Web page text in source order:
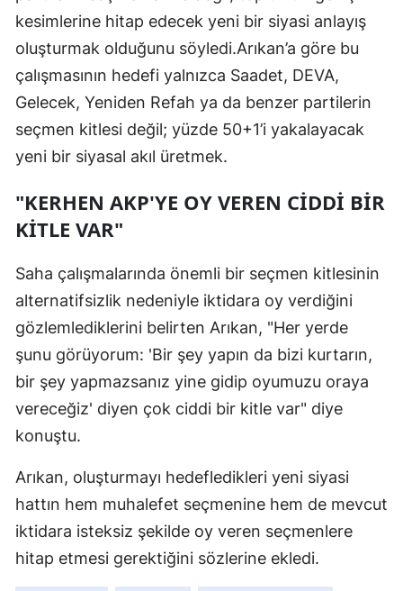
kesimlerine hitap edecek yeni bir siyasi anlayış
oluşturmak olduğunu söyledi.Arıkan’a göre bu
çalışmasının hedefi yalnızca Saadet, DEVA,
Gelecek, Yeniden Refah ya da benzer partilerin
seçmen kitlesi değil; yüzde 50+1’i yakalayacak
yeni bir siyasal akıl üretmek.
"KERHEN AKP'YE OY VEREN CİDDİ BİR
KİTLE VAR"
Saha çalışmalarında önemli bir seçmen kitlesinin
alternatifsizlik nedeniyle iktidara oy verdiğini
gözlemlediklerini belirten Arıkan, "Her yerde
şunu görüyorum: 'Bir şey yapın da bizi kurtarın,
bir şey yapmazsanız yine gidip oyumuzu oraya
vereceğiz' diyen çok ciddi bir kitle var" diye
konuştu.
Arıkan, oluşturmayı hedefledikleri yeni siyasi
hattın hem muhalefet seçmenine hem de mevcut
iktidara isteksiz şekilde oy veren seçmenlere
hitap etmesi gerektiğini sözlerine ekledi.